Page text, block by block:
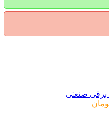
صنعتی
قیمت